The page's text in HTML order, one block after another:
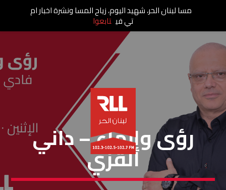
رؤى وإنماء
رؤى وإنماء – داني
القزي
مسا لبنان الحر، شهيد اليوم، زياح المسا ونشرة اخبار ام
تي في تابعوا